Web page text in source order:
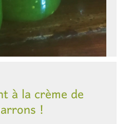
à la crème de
!